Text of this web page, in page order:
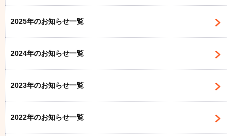
2025年のお知らせ一覧
2024年のお知らせ一覧
2023年のお知らせ一覧
2022年のお知らせ一覧